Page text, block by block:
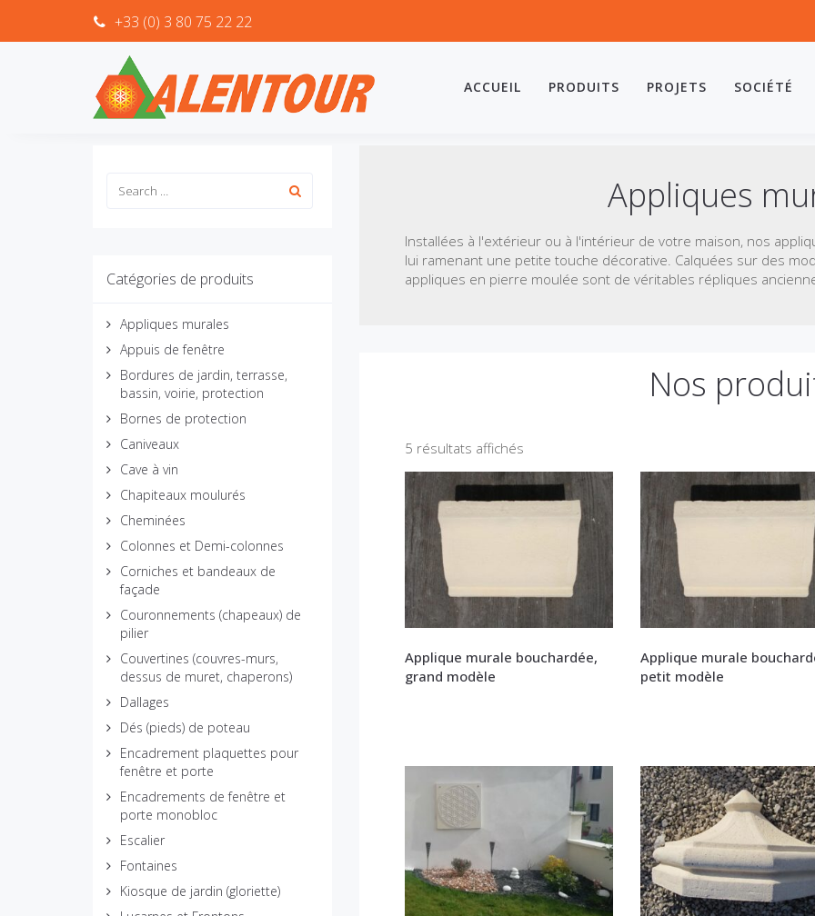
+33 (0) 3 80 75 22 22
ACCUEIL PRODUITS PROJETS SOCIÉTÉ
Catégories de produits
Appliques murales
Appuis de fenêtre
Bordures de jardin, terrasse,
bassin, voirie, protection
Bornes de protection
Caniveaux
Cave à vin
Chapiteaux moulurés
Cheminées
Colonnes et Demi-colonnes
Corniches et bandeaux de
façade
Couronnements (chapeaux) de
pilier
Couvertines (couvres-murs,
dessus de muret, chaperons)
Dallages
Dés (pieds) de poteau
Encadrement plaquettes pour
fenêtre et porte
Encadrements de fenêtre et
porte monobloc
Escalier
Fontaines
Kiosque de jardin (gloriette)
Appliques
Installées à l'extérieur ou à l'intérieur de votre maison, nos
lui ramenant une petite touche décorative. Calquées sur des
appliques en pierre moulée sont de véritables répliques
Nos
5 résultats affichés
Applique murale bouchardée,
grand modèle
Applique murale
petit modèle